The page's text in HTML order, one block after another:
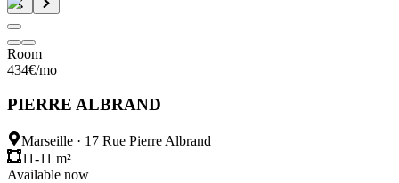
Room
434€/mo
PIERRE ALBRAND
Marseille · 17 Rue Pierre Albrand
11-11 m²
Available now